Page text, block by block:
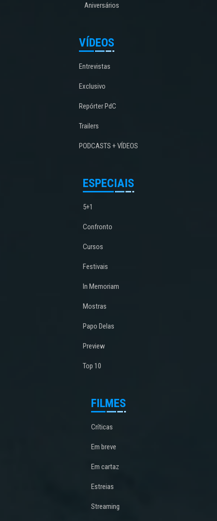
Aniversários
VÍDEOS
Entrevistas
Exclusivo
Repórter PdC
Trailers
PODCASTS + VÍDEOS
ESPECIAIS
5+1
Confronto
Cursos
Festivais
In Memoriam
Mostras
Papo Delas
Preview
Top 10
FILMES
Críticas
Em breve
Em cartaz
Estreias
Streaming